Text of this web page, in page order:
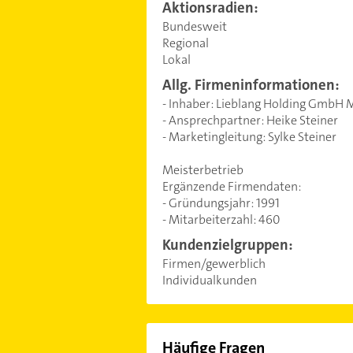
Aktionsradien:
Bundesweit
Regional
Lokal
Allg. Firmeninformationen:
- Inhaber: Lieblang Holding GmbH
- Ansprechpartner: Heike Steiner
- Marketingleitung: Sylke Steiner
Meisterbetrieb
Ergänzende Firmendaten:
- Gründungsjahr: 1991
- Mitarbeiterzahl: 460
Kundenzielgruppen:
Firmen/gewerblich
Individualkunden
Häufige Fragen